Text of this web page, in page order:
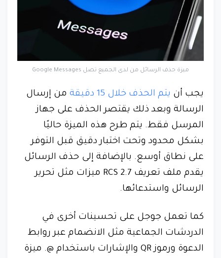
ميزة حذف الرسائل من لدى الجميع تصل Google Messages
يجب أن يتم الحذف خلال 15 دقيقة
من إرسال
الرسالة وبعد ذلك يقتصر الحذف على جهاز
المرسل فقط. يتم طرح هذه الميزة حاليًا
بشكل محدود وتحت اختبار دقيق قبل التوفر
على نطاق أوسع. بالإضافة إلى حذف الرسائل
يقدم ملف تعريف RCS 2.7 ميزات مثل تحرير
الرسائل واستدعائها.
كما تعمل جوجل على تحسينات أخرى في
الدردشات الجماعية مثل الانضمام عبر روابط
الدعوة ورموز QR والإشارات باستخدام @. ميزة